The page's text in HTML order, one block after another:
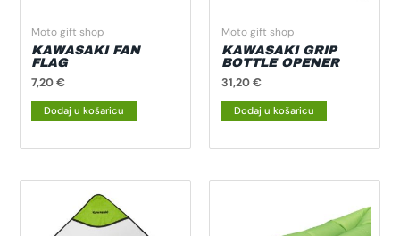
Moto gift shop
KAWASAKI FAN
FLAG
7,20€
Dodaj u košaricu
Moto gift shop
KAWASAKI GRIP
BOTTLE OPENER
31,20€
Dodaj u košaricu